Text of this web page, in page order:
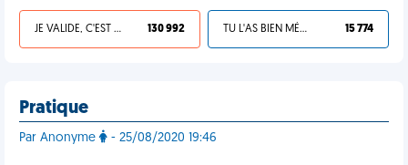
JE VALIDE, C'EST UNE VDM 130 992 TU L'AS BIEN MÉRITÉ 15 774
Pratique
Par Anonyme - 25/08/2020 19:46